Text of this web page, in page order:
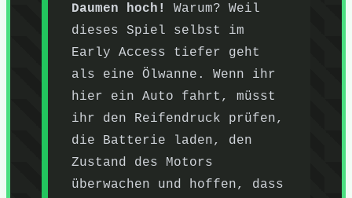
Daumen hoch!
Warum? Weil
dieses Spiel selbst im
Early Access tiefer geht
als eine Ölwanne. Wenn ihr
hier ein Auto fahrt, müsst
ihr den Reifendruck prüfen,
die Batterie laden, den
Zustand des Motors
überwachen und hoffen, dass